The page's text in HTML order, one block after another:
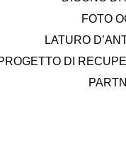
FOTO
LATURO
DI